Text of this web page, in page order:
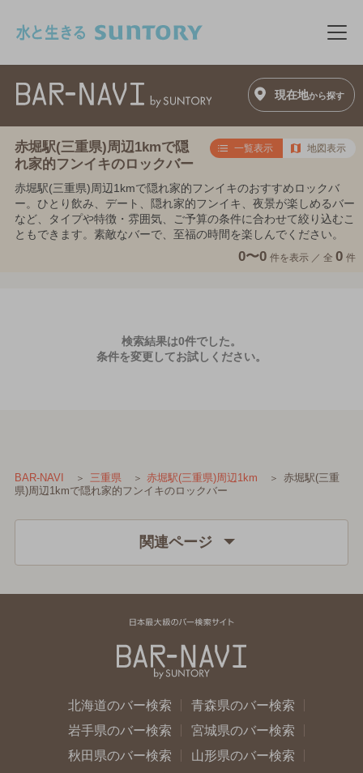
メ
現在地から探す
赤堀駅(三重県)周辺1kmで隠
れ家的フンイキのロックバー
一覧表示 地図表示
赤堀駅(三重県)周辺1kmで隠れ家的フンイキのおすすめロックバ
ー。ひとり飲み、デート、隠れ家的フンイキ、夜景が楽しめるバー
など、タイプや特徴・雰囲気、ご予算の条件に合わせて絞り込むこ
ともできます。素敵なバーで、至福の時間を楽しんでください。
0〜0 件を表示 ／ 全 0 件
検索結果は0件でした。
条件を変更してお試しください。
BAR-NAVI 三重県 赤堀駅(三重県)周辺1km
赤堀駅(三重
県)周辺1kmで隠れ家的フンイキのロックバー
関連ページ
北海道のバー検索
青森県のバー検索
岩手県のバー検索
宮城県のバー検索
秋田県のバー検索
山形県のバー検索